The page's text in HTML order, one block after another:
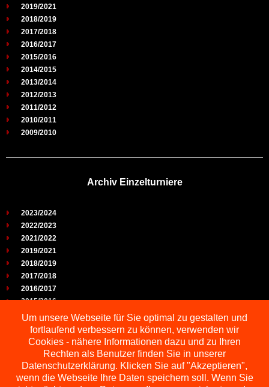
2019/2021
2018/2019
2017/2018
2016/2017
2015/2016
2014/2015
2013/2014
2012/2013
2011/2012
2010/2011
2009/2010
Archiv Einzelturniere
2023/2024
2022/2023
2021/2022
2019/2021
2018/2019
2017/2018
2016/2017
2015/2016
2014/2015
2013/2014
2012/2013
2011/2012
2010/2011
2009/2010
Um unsere Webseite für Sie optimal zu gestalten und
fortlaufend verbessern zu können, verwenden wir
Cookies - nähere Informationen dazu und zu Ihren
Rechten als Benutzer finden Sie in unserer
Datenschutzerklärung. Klicken Sie auf "Akzeptieren",
wenn die Webseite Ihre Daten speichern soll. Wenn Sie